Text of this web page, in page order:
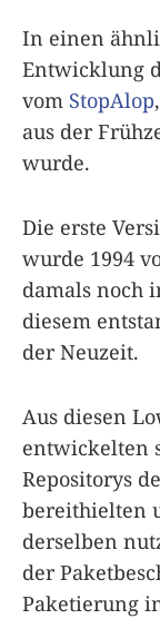
In einen
Entwicklung
vom StopAlop
aus der
wurde.
Die erste
wurde 1994
damals noch
diesem
der Neuzeit.
Aus diesen
entwickelten
Repositorys
bereithielten
derselben
der
Paketierung